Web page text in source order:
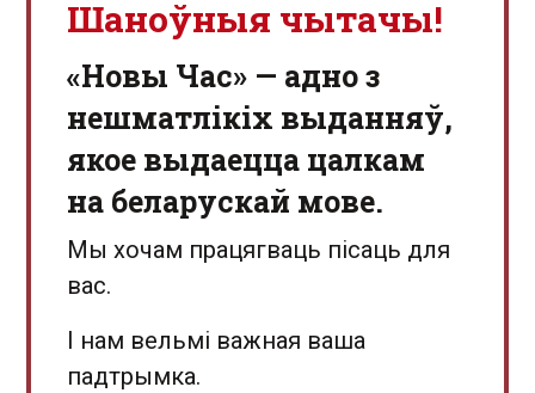
Шаноўныя чытачы!
«Новы Час» — адно з
нешматлікіх выданняў,
якое выдаецца цалкам
на беларускай мове.
Мы хочам працягваць пісаць для
вас.
І нам вельмі важная ваша
падтрымка.